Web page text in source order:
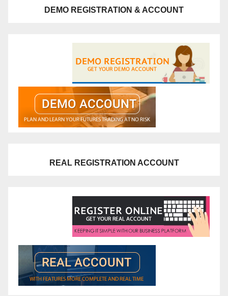
DEMO REGISTRATION & ACCOUNT
REAL REGISTRATION ACCOUNT